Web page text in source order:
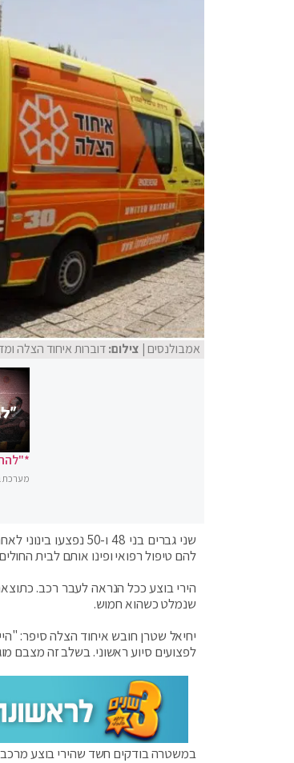
אמבולנסים | צילום:דוברות איחוד הצלה
מערכת
שני גברים בני 48
להם טיפול רפואי ופינו אותם לבית
הירי בוצע ככל הנראה לעבר רכב.
שנמלט כשהוא חמוש.
יחיאל שטרן חובש איחוד הצלה סיפר:
לפצועים סיוע ראשוני. בשלב זה מצבם
במשטרה בודקים חשד שהירי בוצע מרכב